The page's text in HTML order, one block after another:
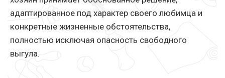
адаптированное под характер своего любимца и
конкретные жизненные обстоятельства,
полностью исключая опасность свободного
выгула.